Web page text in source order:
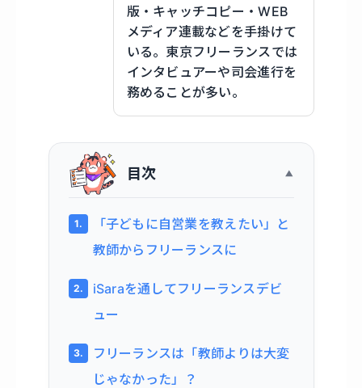
版・キャッチコピー・WEB
メディア連載などを手掛けて
いる。東京フリーランスでは
インタビュアーや司会進行を
務めることが多い。
目次
「子どもに自営業を教えたい」と
教師からフリーランスに
iSaraを通してフリーランスデビ
ュー
フリーランスは「教師よりは大変
じゃなかった」？